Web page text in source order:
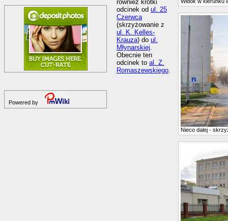
Powered by
Nieco dalej -
również krótki
odcinek od ul. 25
Czerwca
(skrzyżowanie z
ul. K. Kelles-
Krauza) do ul.
Młynarskiej.
Obecnie ten
odcinek to al. Z.
Romaszewskiego.